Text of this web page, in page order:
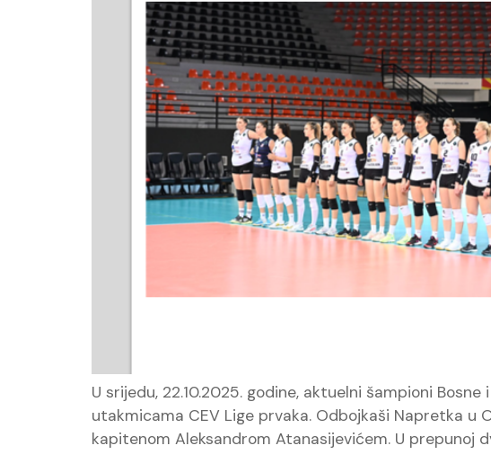
U srijedu, 22.10.2025. godine, aktuelni šampioni
utakmicama CEV Lige prvaka. Odbojkaši Napretka u
kapitenom Aleksandrom Atanasijevićem. U prepunoj